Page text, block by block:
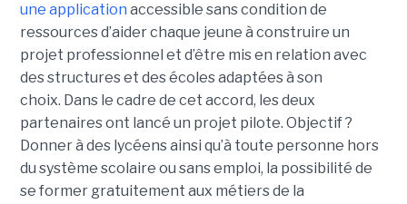
une application accessible sans condition de
ressources d’aider chaque jeune à construire un
projet professionnel et d’être mis en relation avec
des structures et des écoles adaptées à son
choix. Dans le cadre de cet accord, les deux
partenaires ont lancé un projet pilote. Objectif ?
Donner à des lycéens ainsi qu’à toute personne hors
du système scolaire ou sans emploi, la possibilité de
se former gratuitement aux métiers de la